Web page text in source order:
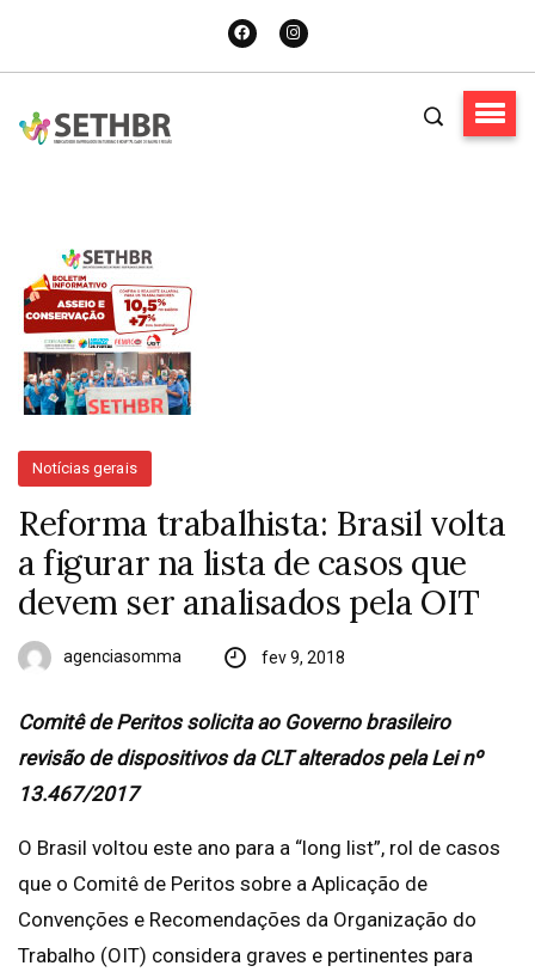
Notícias gerais
Reforma trabalhista: Brasil volta
a figurar na lista de casos que
devem ser analisados pela OIT
agenciasomma fev 9, 2018
Comitê de Peritos solicita ao Governo brasileiro
revisão de dispositivos da CLT alterados pela Lei nº
13.467/2017
O Brasil voltou este ano para a “long list”, rol de casos
que o Comitê de Peritos sobre a Aplicação de
Convenções e Recomendações da Organização do
Trabalho (OIT) considera graves e pertinentes para